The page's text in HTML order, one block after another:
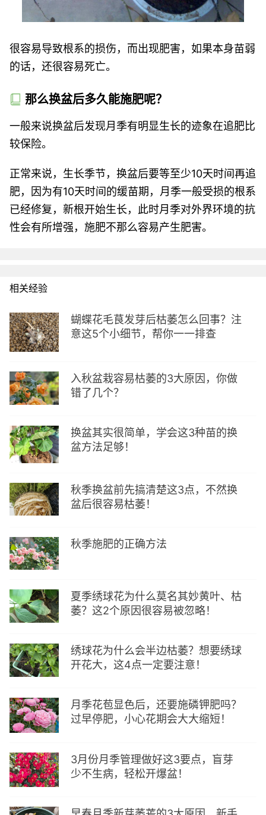
很容易导致根系的损伤，而出现肥害，如果本身苗弱
的话，还很容易死亡。
那么换盆后多久能施肥呢？
一般来说换盆后发现月季有明显生长的迹象在追肥比
较保险。
正常来说，生长季节，换盆后要等至少10天时间再追
肥，因为有10天时间的缓苗期，月季一般受损的根系
已经修复，新根开始生长，此时月季对外界环境的抗
性会有所增强，施肥不那么容易产生肥害。
相关经验
蝴蝶花毛茛发芽后枯萎怎么回事？注
意这5个小细节，帮你一一排查
入秋盆栽容易枯萎的3大原因，你做
错了几个？
换盆其实很简单，学会这3种苗的换
盆方法足够！
秋季换盆前先搞清楚这3点，不然换
盆后很容易枯萎！
秋季施肥的正确方法
夏季绣球花为什么莫名其妙黄叶、枯
萎？这2个原因很容易被忽略！
绣球花为什么会半边枯萎？想要绣球
开花大，这4点一定要注意！
月季花苞显色后，还要施磷钾肥吗？
过早停肥，小心花期会大大缩短！
3月份月季管理做好这3要点，盲芽
少不生病，轻松开爆盆！